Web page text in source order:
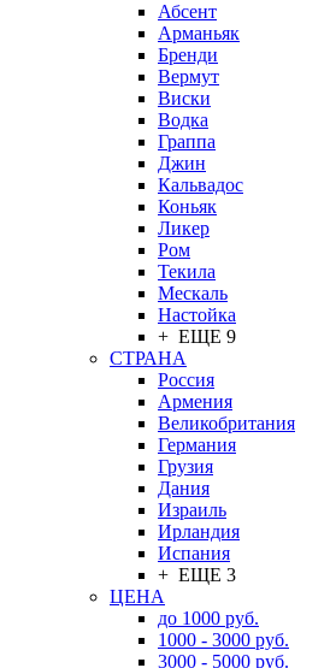
Абсент
Арманьяк
Бренди
Вермут
Виски
Водка
Граппа
Джин
Кальвадос
Коньяк
Ликер
Ром
Текила
Мескаль
Настойка
+ ЕЩЕ 9
СТРАНА
Россия
Армения
Великобритания
Германия
Грузия
Дания
Израиль
Ирландия
Испания
+ ЕЩЕ 3
ЦЕНА
до 1000 руб.
1000 - 3000 руб.
3000 - 5000 руб.